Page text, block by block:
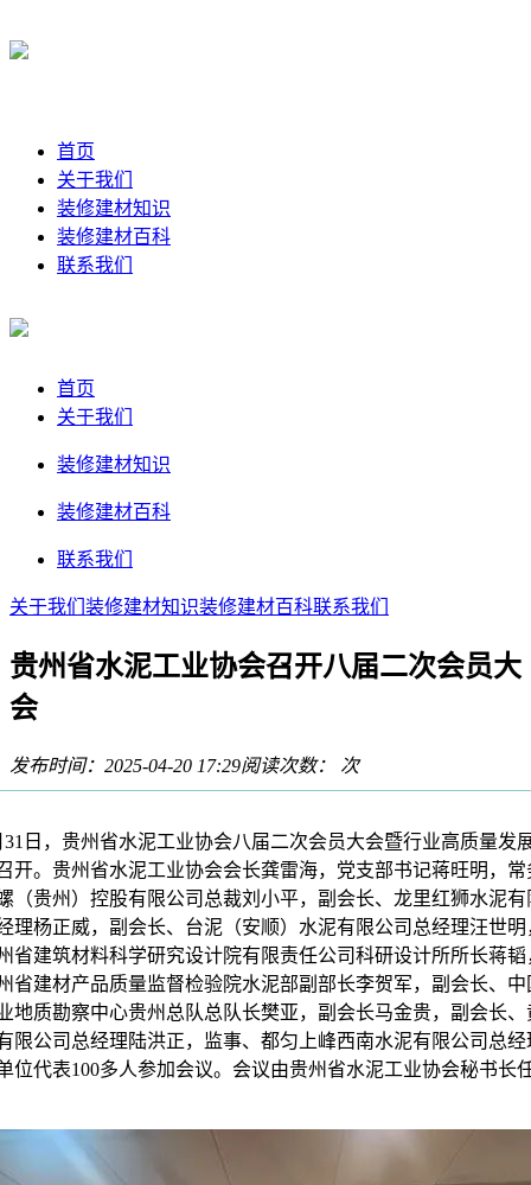
首页
关于我们
装修建材知识
装修建材百科
联系我们
首页
关于我们
装修建材知识
装修建材百科
联系我们
关于我们 装修建材知识装修建材百科联系我们
贵州省水泥工业协会召开八届二次会员大
会
发布时间：2025-04-20 17:29阅读次数： 次
，贵州省水泥工业协会八届二次会员大会暨行业高质量发
开。贵州省水泥工业协会会长龚雷海，党支部书记蒋旺明，常
（贵州）控股有限公司总裁刘小平，副会长、龙里红狮水泥有
理杨正威，副会长、台泥（安顺）水泥有限公司总经理汪世明
省建筑材料科学研究设计院有限责任公司科研设计所所长蒋韬
省建材产品质量监督检验院水泥部副部长李贺军，副会长、中
地质勘察中心贵州总队总队长樊亚，副会长马金贵，副会长、
限公司总经理陆洪正，监事、都匀上峰西南水泥有限公司总经
位代表100多人参加会议。会议由贵州省水泥工业协会秘书长